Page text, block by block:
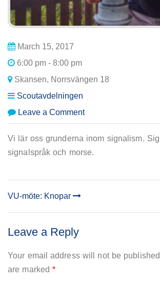
March 15, 2017
6:00 pm - 8:00 pm
Skansen, Norrsvängen 18
Scoutavdelningen
Leave a Commenton
Avdelningsmöte:
Signalisten
Vi lär oss grunderna inom signalism.
signalspråk och morse.
POST
VU-möte: Knopar
Leave a Reply
Your email address will not be
are marked*